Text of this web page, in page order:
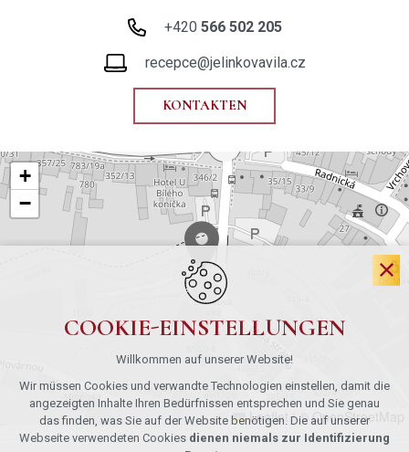
+420 566 502 205
recepce@jelinkovavila.cz
KONTAKTEN
+
−
Leaflet | © OpenStreetMap
COOKIE-EINSTELLUNGEN
Willkommen auf unserer Website!
Wir müssen Cookies und verwandte Technologien einstellen, damit die
angezeigten Inhalte Ihren Bedürfnissen entsprechen und Sie genau
das finden, was Sie auf der Website benötigen. Die auf unserer
Webseite verwendeten Cookies dienen niemals zur Identifizierung